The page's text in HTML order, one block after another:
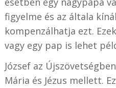
figyelme és az általa
kompenzálhatja ezt.
vagy egy pap is lehet
József az
Mária és Jézus mellett.